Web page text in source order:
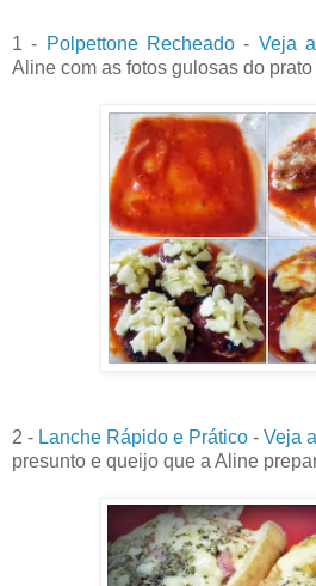
1 - Polpettone Recheado- Veja
Aline com as fotos gulosas do prato
2 - Lanche Rápido e Prático - Veja
presunto e queijo que a Aline